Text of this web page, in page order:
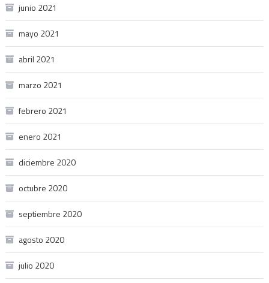
junio 2021
mayo 2021
abril 2021
marzo 2021
febrero 2021
enero 2021
diciembre 2020
octubre 2020
septiembre 2020
agosto 2020
julio 2020